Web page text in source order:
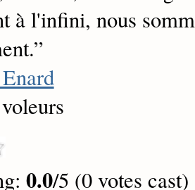
à l'infini, nous
”
0.0/5 (0 votes cast)